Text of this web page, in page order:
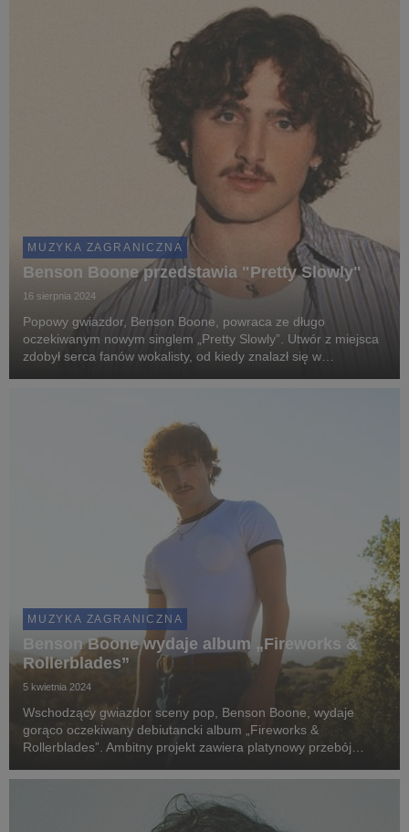
MUZYKA ZAGRANICZNA
Benson Boone przedstawia "Pretty Slowly"
16 sierpnia 2024
Popowy gwiazdor, Benson Boone, powraca ze długo
oczekiwanym nowym singlem „Pretty Slowly”. Utwór z miejsca
zdobył serca fanów wokalisty, od kiedy znalazł się w
MUZYKA ZAGRANICZNA
Benson Boone wydaje album „Fireworks &
Rollerblades”
5 kwietnia 2024
Wschodzący gwiazdor sceny pop, Benson Boone, wydaje
gorąco oczekiwany debiutancki album „Fireworks &
Rollerblades”. Ambitny projekt zawiera platynowy przebój
listy Billboard Global 200 i dotarł do 2. mi...